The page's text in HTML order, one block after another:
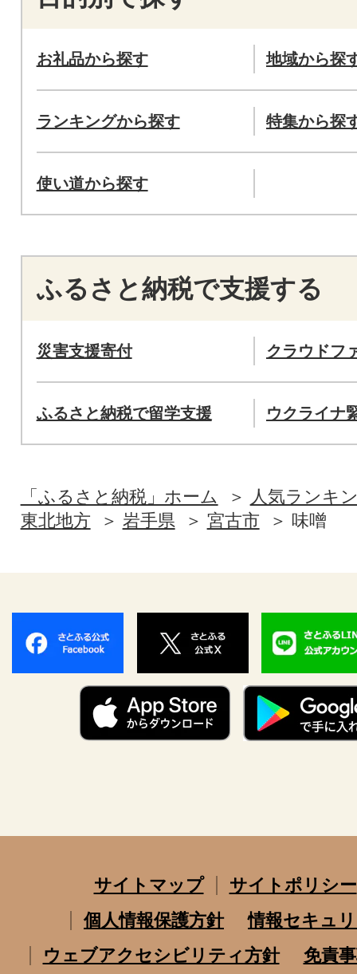
お礼品から探す 地域から探
ランキングから探す 特集から探
使い道から探す
ふるさと納税で支援する
災害支援寄付 クラウドフ
ふるさと納税で留学支援 ウクライナ
「ふるさと納税」ホーム
人気ランキ
東北地方
岩手県 宮古市 味噌
サイトマップ
サイトポリシー
個人情報保護方針
情報セキュ
ウェブアクセシビリティ方針
免責